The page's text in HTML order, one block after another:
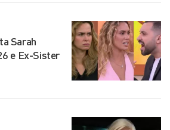
Sarah
e Ex-Sister